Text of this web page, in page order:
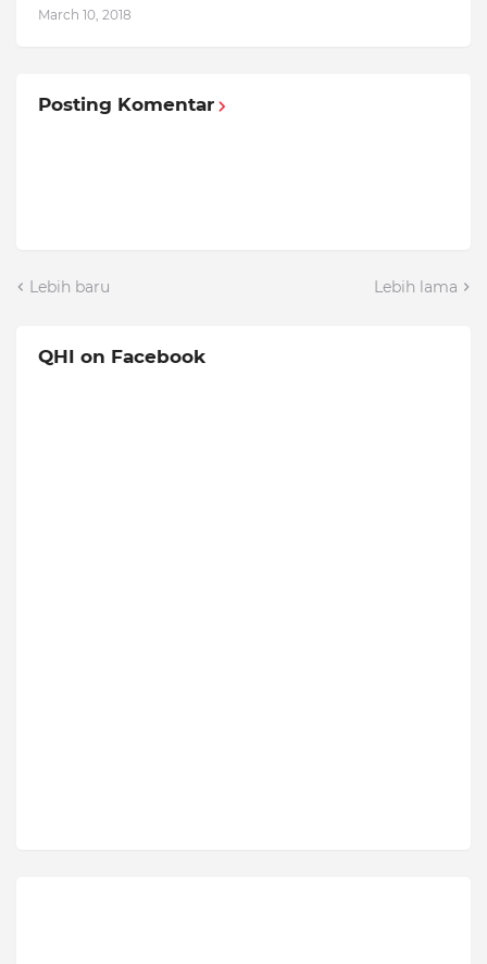
March 10, 2018
Posting Komentar
Lebih baru Lebih lama
QHI on Facebook